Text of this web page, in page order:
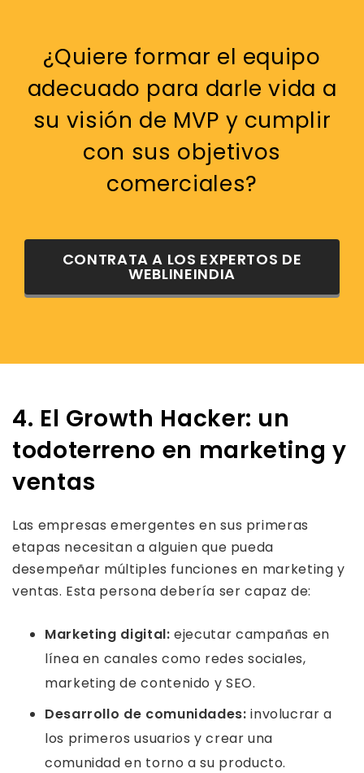
¿Quiere formar el equipo
adecuado para darle vida a
su visión de MVP y cumplir
con sus objetivos
comerciales?
CONTRATA A LOS EXPERTOS DE
WEBLINEINDIA
4. El Growth Hacker: un
todoterreno en marketing y
ventas
Las empresas emergentes en sus primeras
etapas necesitan a alguien que pueda
desempeñar múltiples funciones en marketing y
ventas. Esta persona debería ser capaz de:
Marketing digital: ejecutar campañas en
línea en canales como redes sociales,
marketing de contenido y SEO.
Desarrollo de comunidades: involucrar a
los primeros usuarios y crear una
comunidad en torno a su producto.